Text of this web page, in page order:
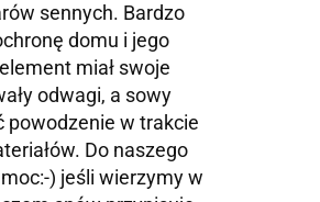
sennych. Bardzo
domu i jego
miał swoje
odwagi, a sowy
powodzenie w trakcie
Do naszego
) jeśli wierzymy w